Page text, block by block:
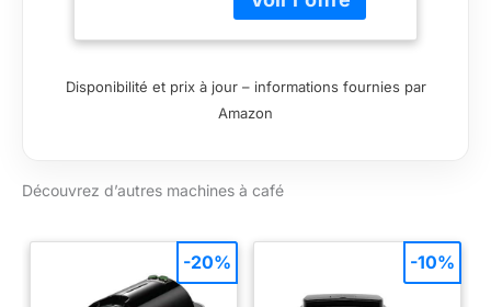
Disponibilité et prix à jour – informations fournies par
Amazon
Découvrez d’autres machines à café
-20% -10%